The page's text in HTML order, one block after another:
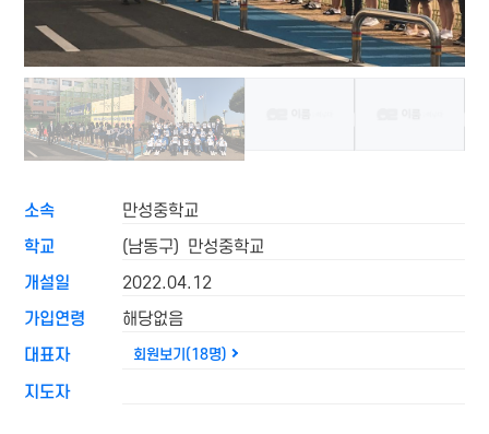
소속
만성중학교
학교
(남동구) 만성중학교
개설일
2022.04.12
가입연령
해당없음
대표자
회원보기(18명)
지도자